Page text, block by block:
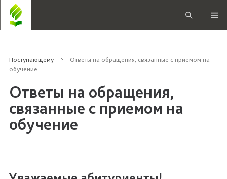
Поступающему
Ответы на обращения, связанные с приемом на
обучение
Ответы на обращения,
связанные с приемом на
обучение